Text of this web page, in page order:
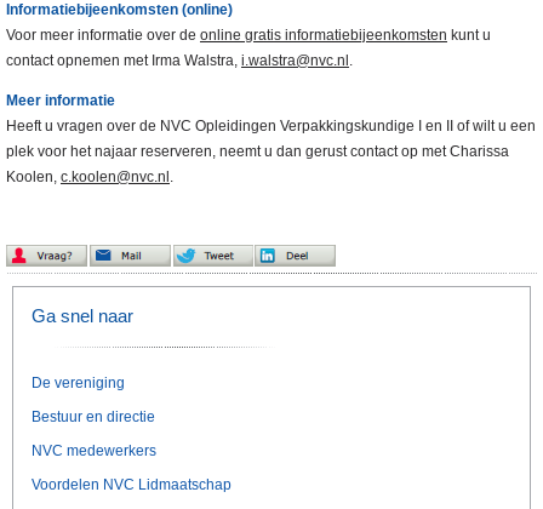
Informatiebijeenkomsten (online)
Voor meer informatie over de online gratis informatiebijeenkomsten kunt u
contact opnemen met Irma Walstra, i.walstra@nvc.nl .
Meer informatie
Heeft u vragen over de NVC Opleidingen Verpakkingskundige I en II of wilt u een
plek voor het najaar reserveren, neemt u dan gerust contact op met Charissa
Koolen, c.koolen@nvc.nl .
Ga snel naar
De vereniging
Bestuur en directie
NVC medewerkers
Voordelen NVC Lidmaatschap